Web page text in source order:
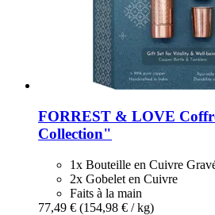
FORREST & LOVE
Collection"
1x Bouteille en Cuivre
2x Gobelet en Cuivre
Faits à la main
77,49 € (154,98 € / kg)